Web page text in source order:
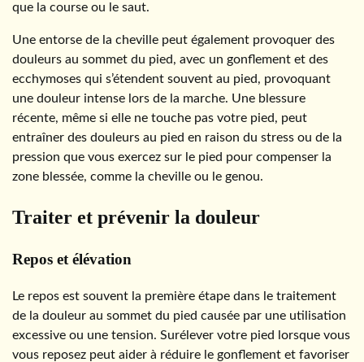
que la course ou le saut.
Une entorse de la cheville peut également provoquer des
douleurs au sommet du pied, avec un gonflement et des
ecchymoses qui s’étendent souvent au pied, provoquant
une douleur intense lors de la marche. Une blessure
récente, même si elle ne touche pas votre pied, peut
entraîner des douleurs au pied en raison du stress ou de la
pression que vous exercez sur le pied pour compenser la
zone blessée, comme la cheville ou le genou.
Traiter et prévenir la douleur
Repos et élévation
Le repos est souvent la première étape dans le traitement
de la douleur au sommet du pied causée par une utilisation
excessive ou une tension. Surélever votre pied lorsque vous
vous reposez peut aider à réduire le gonflement et favoriser